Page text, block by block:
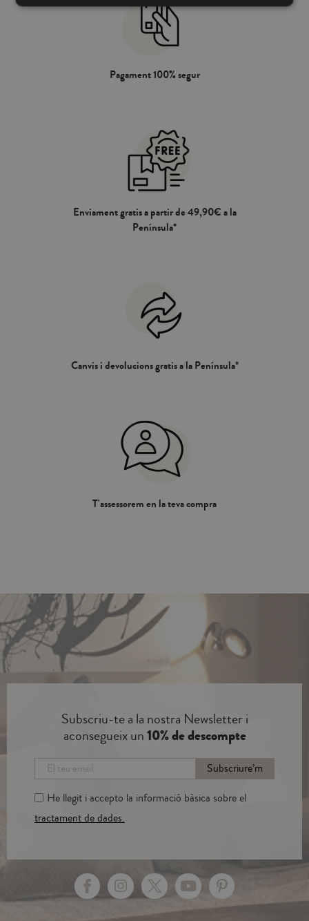
Pagament 100% segur
Enviament gratis a partir de 49,90€ a la
Península*
Canvis i devolucions gratis a la Península*
T'assessorem en la teva compra
Subscriu-te a la nostra Newsletter i
aconsegueix un10% de descompte
Subscriure’m
He llegit i accepto la informació bàsica sobre el
tractament de dades.